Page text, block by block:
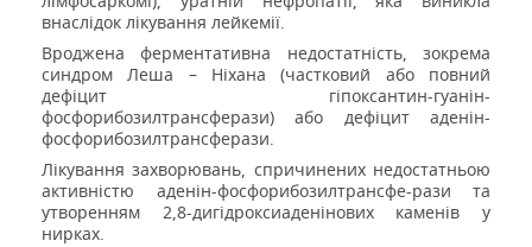
внаслідок лікування лейкемії.
Вроджена ферментативна недостатність, зокрема
синдром Леша – Ніхана (частковий або повний
дефіцит гіпоксантин-гуанін-
фосфорибозилтрансферази) або дефіцит аденін-
фосфорибозилтрансферази.
Лікування захворювань, спричинених недостатньою
активністю аденін-фосфорибозилтрансфе-рази та
утворенням 2,8-дигідроксиаденінових каменів у
нирках.